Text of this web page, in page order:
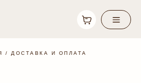
/ ДОСТАВКА И ОПЛАТА